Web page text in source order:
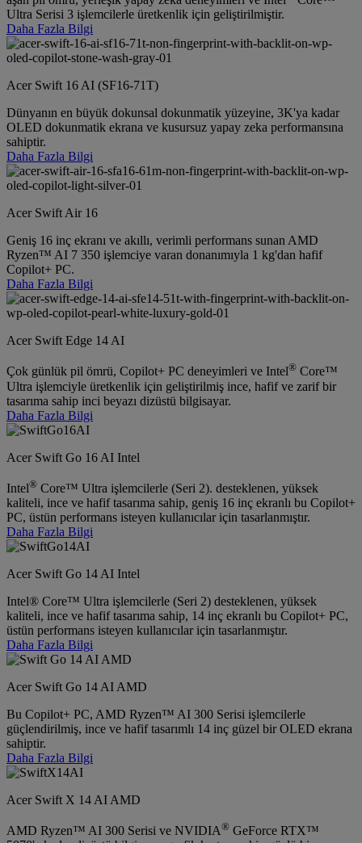
Ultra Serisi 3 işlemcilerle üretkenlik için geliştirilmiştir.
Daha Fazla Bilgi
Acer Swift 16 AI (SF16-71T)
Dünyanın en büyük dokunsal dokunmatik yüzeyine, 3K'ya kadar
OLED dokunmatik ekrana ve kusursuz yapay zeka performansına
sahiptir.
Daha Fazla Bilgi
Acer Swift Air 16
Geniş 16 inç ekranı ve akıllı, verimli performans sunan AMD
Ryzen™ AI 7 350 işlemciye varan donanımıyla 1 kg'dan hafif
Copilot+ PC.
Daha Fazla Bilgi
Acer Swift Edge 14 AI
Çok günlük pil ömrü, Copilot+ PC deneyimleri ve Intel® Core™
Ultra işlemciyle üretkenlik için geliştirilmiş ince, hafif ve zarif bir
tasarıma sahip inci beyazı dizüstü bilgisayar.
Daha Fazla Bilgi
Acer Swift Go 16 AI Intel
Intel® Core™ Ultra işlemcilerle (Seri 2). desteklenen, yüksek
kaliteli, ince ve hafif tasarıma sahip, geniş 16 inç ekranlı bu Copilot+
PC, üstün performans isteyen kullanıcılar için tasarlanmıştır.
Daha Fazla Bilgi
Acer Swift Go 14 AI Intel
Intel® Core™ Ultra işlemcilerle (Seri 2) desteklenen, yüksek
kaliteli, ince ve hafif tasarıma sahip, 14 inç ekranlı bu Copilot+ PC,
üstün performans isteyen kullanıcılar için tasarlanmıştır.
Daha Fazla Bilgi
Acer Swift Go 14 AI AMD
Bu Copilot+ PC, AMD Ryzen™ AI 300 Serisi işlemcilerle
güçlendirilmiş, ince ve hafif tasarımlı 14 inç güzel bir OLED ekrana
sahiptir.
Daha Fazla Bilgi
Acer Swift X 14 AI AMD
AMD Ryzen™ AI 300 Serisi ve NVIDIA® GeForce RTX™